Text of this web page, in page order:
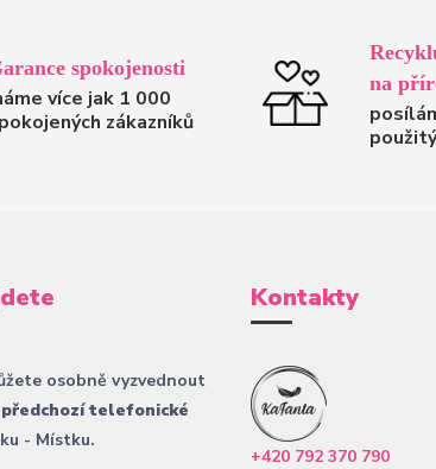
spokojenosti
více jak 1 000
zákazníků
na
osobně vyzvednout
telefonické
- Místku.
Kontakty
+420 792 370 790